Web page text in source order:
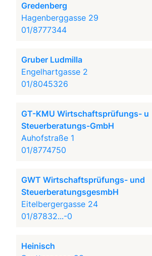
Gredenberg
Hagenberggasse 29
01/8777344
Gruber Ludmilla
Engelhartgasse 2
01/8045326
GT-KMU Wirtschaftsprüfungs- u
Steuerberatungs-GmbH
Auhofstraße 1
01/8774750
GWT Wirtschaftsprüfungs- und
SteuerberatungsgesmbH
Eitelbergergasse 24
01/87832...-0
Heinisch